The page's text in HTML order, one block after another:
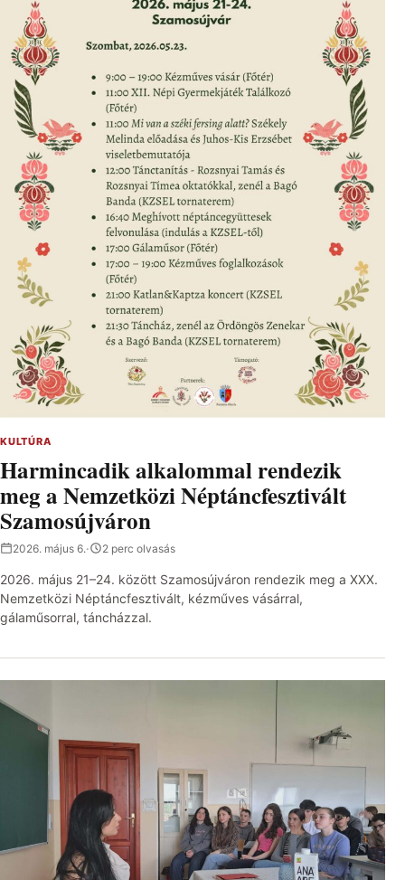
KULTÚRA
Harmincadik alkalommal rendezik
meg a Nemzetközi Néptáncfesztivált
Szamosújváron
2026. május 6.· 2 perc olvasás
2026. május 21–24. között Szamosújváron rendezik meg a XXX.
Nemzetközi Néptáncfesztivált, kézműves vásárral,
gálaműsorral, táncházzal.